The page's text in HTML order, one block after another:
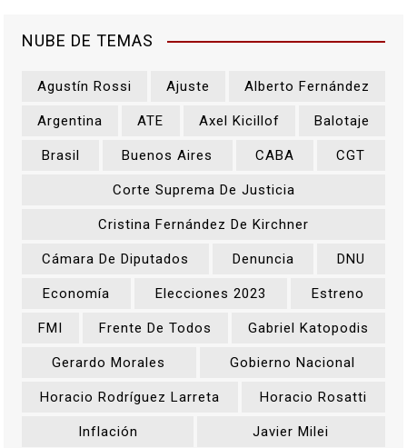
NUBE DE TEMAS
Agustín Rossi Ajuste Alberto Fernández
Argentina ATE Axel Kicillof Balotaje
Brasil Buenos Aires CABA CGT
Corte Suprema De Justicia
Cristina Fernández De Kirchner
Cámara De Diputados Denuncia DNU
Economía Elecciones 2023 Estreno
FMI Frente De Todos Gabriel Katopodis
Gerardo Morales Gobierno Nacional
Horacio Rodríguez Larreta Horacio Rosatti
Inflación Javier Milei